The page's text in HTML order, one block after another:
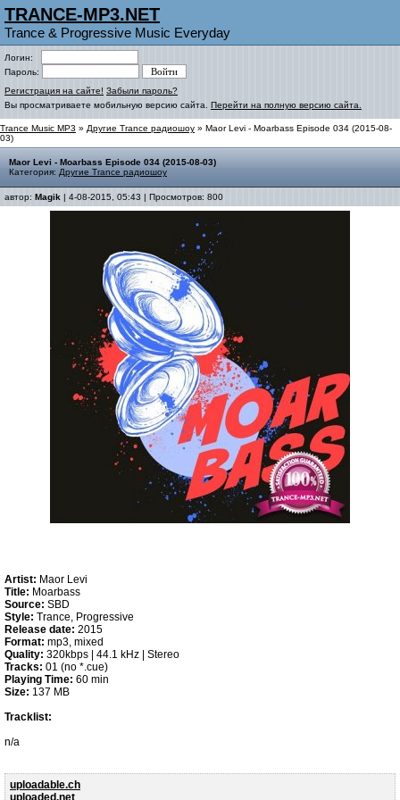
TRANCE-MP3.NET
Trance & Progressive Music Everyday
Логин:
Пароль:
Регистрация на сайте! Забыли пароль?
Вы просматриваете мобильную версию сайта. Перейти на полную версию сайта.
Trance Music MP3 » Другие Trance радиошоу » Maor Levi - Moarbass Episode 034 (2015-08-
03)
Maor Levi - Moarbass Episode 034 (2015-08-03)
Категория: Другие Trance радиошоу
автор: Magik | 4-08-2015, 05:43 | Просмотров: 800
Artist: Maor Levi
Title: Moarbass
Source: SBD
Style: Trance, Progressive
Release date: 2015
Format: mp3, mixed
Quality: 320kbps | 44.1 kHz | Stereo
Tracks: 01 (no *.cue)
Playing Time: 60 min
Size: 137 MB
Tracklist:
n/a
uploadable.ch
uploaded.net